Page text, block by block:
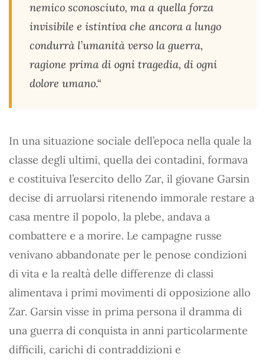
nemico sconosciuto, ma a quella forza
invisibile e istintiva che ancora a lungo
condurrà l’umanità verso la guerra,
ragione prima di ogni tragedia, di ogni
dolore umano.“
In una situazione sociale dell’epoca nella quale la
classe degli ultimi, quella dei contadini, formava
e costituiva l’esercito dello Zar, il giovane Garsin
decise di arruolarsi ritenendo immorale restare a
casa mentre il popolo, la plebe, andava a
combattere e a morire. Le campagne russe
venivano abbandonate per le penose condizioni
di vita e la realtà delle differenze di classi
alimentava i primi movimenti di opposizione allo
Zar. Garsin visse in prima persona il dramma di
una guerra di conquista in anni particolarmente
difficili, carichi di contraddizioni e